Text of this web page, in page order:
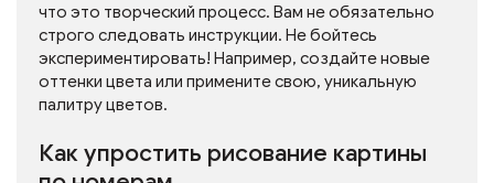
что это творческий процесс. Вам не обязательно
строго следовать инструкции. Не бойтесь
экспериментировать! Например, создайте новые
оттенки цвета или примените свою, уникальную
палитру цветов.
Как упростить рисование картины